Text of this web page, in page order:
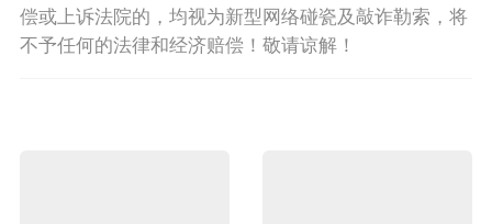
偿或上诉法院的，均视为新型网络碰瓷及敲诈勒索，将
不予任何的法律和经济赔偿！敬请谅解！